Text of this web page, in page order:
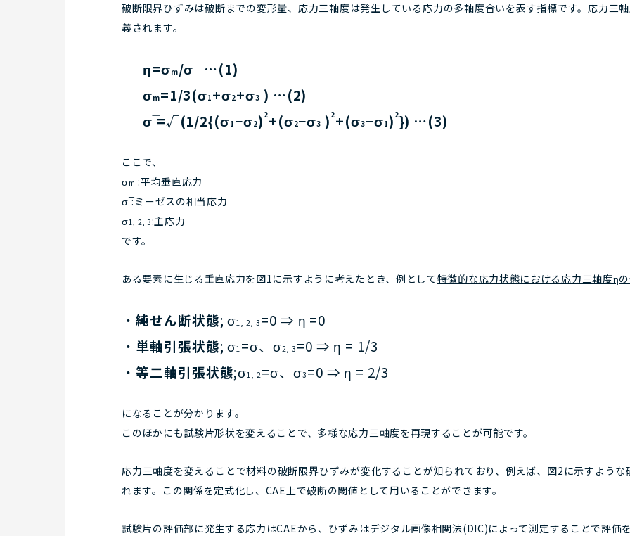
破断限界ひずみは破断までの変形量、応力三軸度は発生している応力の多軸度合いを表す指標です。応力三
義されます。
η=σm/σ …(1)
σm=1/3(σ1 +σ2+σ3 ) …(2)
σ ̅=√(1/2{(σ1 −σ2) 2+(σ2−σ3 ) 2+(σ3−σ1 ) 2}) …(3)
ここで、
σm :平均垂直応力
σ ̅:ミーゼスの相当応力
σ1, 2, 3:主応力
です。
ある要素に生じる垂直応力を図1に示すように考えたとき、例として特徴的な応力状態における応力三軸度η
・ 純せん断状態; σ1, 2, 3 =0 ⇒ η =0
・ 単軸引張状態; σ1 =σ、σ2, 3 =0 ⇒ η = 1/3
・ 等二軸引張状態;σ1, 2=σ、σ3 =0 ⇒ η = 2/3
になることが分かります。
このほかにも試験片形状を変えることで、多様な応力三軸度を再現することが可能です。
応力三軸度を変えることで材料の破断限界ひずみが変化することが知られており、例えば、図2に示すよう
れます。この関係を定式化し、CAE上で破断の閾値として用いることができます。
試験片の評価部に発生する応力はCAEから、ひずみはデジタル画像相関法(DIC)によって測定することで評価